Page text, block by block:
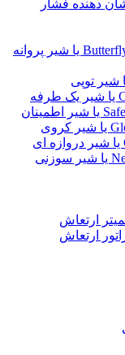
دهنده فشار
باترفلای ولو Butterfly Valve یا شیر پروانه
ارتعاش
ارتعاش